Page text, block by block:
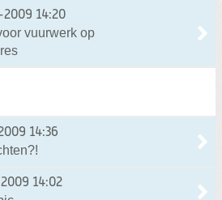
14:20
vuurwerk op
14:36
14:02